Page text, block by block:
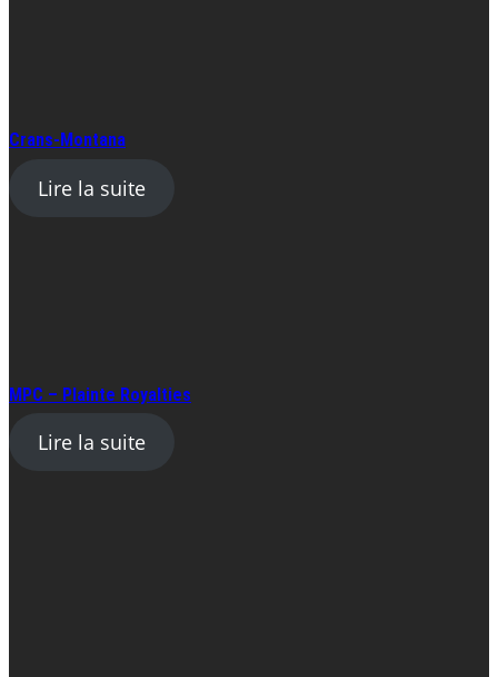
Crans-Montana
Lire la suite
MPC – Plainte Royalties
Lire la suite